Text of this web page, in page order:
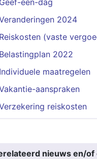
Geef-een-dag
2024
Reiskosten (vaste
Belastingplan 2022
Individuele maatregelen
aanspraken
reiskosten
nieuws en/of